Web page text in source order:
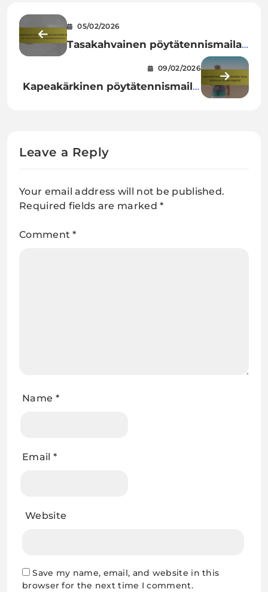
05/02/2026
Tasakahvainen pöytätennismaila:
Minimalistinen ote, Suora hallinta,
Ainulaatuinen tuntuma
09/02/2026
Kapeakärkinen pöytätennismaila:
Leave a Reply
Your email address will not be published.
Required fields are marked*
Comment*
Name *
Email *
Website
Save my name, email, and website in this
browser for the next time I comment.